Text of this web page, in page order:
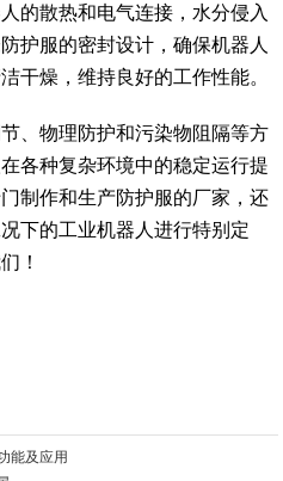
的散热和电气连接，水分侵入
护服的密封设计，确保机器人
干燥，维持良好的工作性能。
、物理防护和污染物阻隔等方
各种复杂环境中的稳定运行提
制作和生产防护服的厂家，还
下的工业机器人进行特别定
！
能及应用